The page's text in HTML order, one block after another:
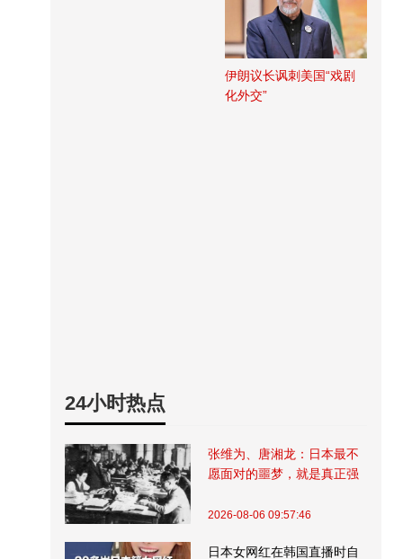
伊朗议长讽刺美国“戏剧
化外交”
24小时热点
张维为、唐湘龙：日本最不
愿面对的噩梦，就是真正强
2026-08-06 09:57:46
日本女网红在韩国直播时自